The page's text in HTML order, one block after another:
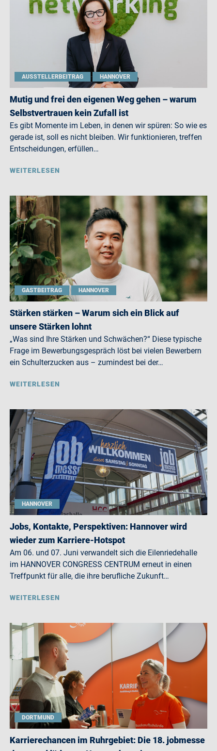
AUSSTELLERBEITRAG HANNOVER
Mutig und frei den eigenen Weg gehen – warum
Selbstvertrauen kein Zufall ist
Es gibt Momente im Leben, in denen wir spüren: So wie es
gerade ist, soll es nicht bleiben. Wir funktionieren, treffen
Entscheidungen, erfüllen…
WEITERLESEN
GASTBEITRAG HANNOVER
Stärken stärken – Warum sich ein Blick auf
unsere Stärken lohnt
„Was sind Ihre Stärken und Schwächen?“ Diese typische
Frage im Bewerbungsgespräch löst bei vielen Bewerbern
ein Schulterzucken aus – zumindest bei der…
WEITERLESEN
HANNOVER
Jobs, Kontakte, Perspektiven: Hannover wird
wieder zum Karriere-Hotspot
Am 06. und 07. Juni verwandelt sich die Eilenriedehalle
im HANNOVER CONGRESS CENTRUM erneut in einen
Treffpunkt für alle, die ihre berufliche Zukunft…
WEITERLESEN
DORTMUND
Karrierechancen im Ruhrgebiet: Die 18. jobmesse